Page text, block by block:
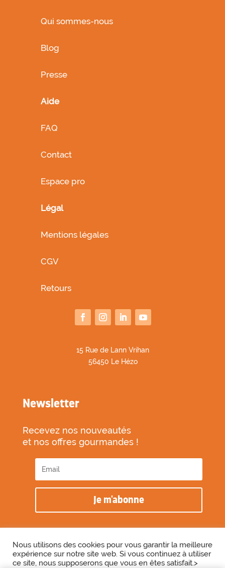
Qui sommes-nous
Blog
Presse
Aide
FAQ
Contact
Espace pro
Légal
Mentions légales
CGV
Retours
15 Rue de Lann Vrihan
56450 Le Hézo
Newsletter
Recevez nos nouveautés
et nos offres gourmandes !
Je m'abonne
2026 © Biscuiterie des Vénètes
Nous utilisons des cookies pour vous garantir la meilleure
expérience sur notre site web. Si vous continuez à utiliser
ce site, nous supposerons que vous en êtes satisfait.>